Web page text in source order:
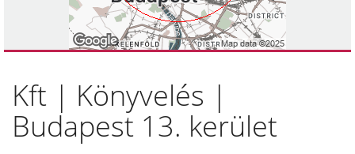
Kft | Könyvelés |
Budapest 13. kerület